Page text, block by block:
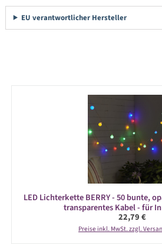
EU verantwortlicher Hersteller
LED Lichterkette BERRY - 50 bunte,
transparentes Kabel - für
Regulärer
22,79 €
Preise inkl. MwSt. zzgl.